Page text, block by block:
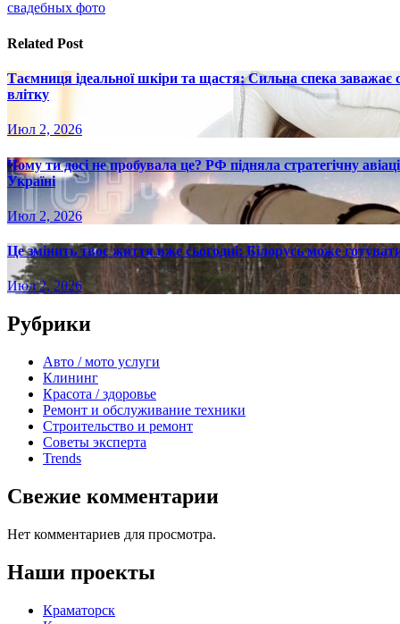
свадебных фото
Related Post
Таємниця ідеальної шкіри та щастя: Сильна спека
влітку
Июл 2, 2026
Чому ти досі не пробувала це? РФ підняла стратегічну
Україні
Июл 2, 2026
Це змінить твоє життя вже сьогодні: Білорусь може
Июл 2, 2026
Рубрики
Авто / мото услуги
Клининг
Красота / здоровье
Ремонт и обслуживание техники
Строительство и ремонт
Советы эксперта
Trends
Свежие комментарии
Нет комментариев для просмотра.
Наши проекты
Краматорск